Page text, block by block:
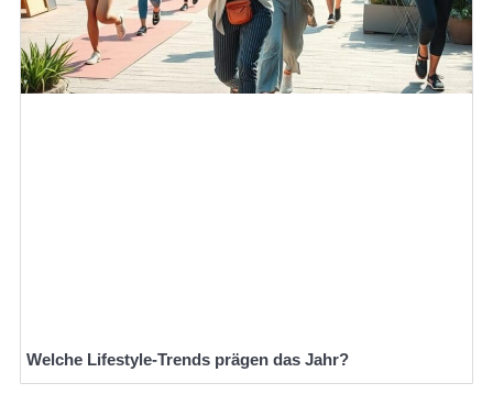
Welche Lifestyle-Trends prägen das Jahr?